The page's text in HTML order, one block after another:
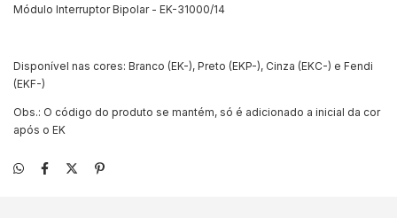
Módulo Interruptor Bipolar - EK-31000/14
Disponível nas cores: Branco (EK-), Preto (EKP-), Cinza (EKC-) e Fendi
(EKF-)
Obs.: O código do produto se mantém, só é adicionado a inicial da cor
após o EK